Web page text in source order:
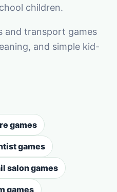
children.
and transport games
and simple kid-
games
games
salon games
games